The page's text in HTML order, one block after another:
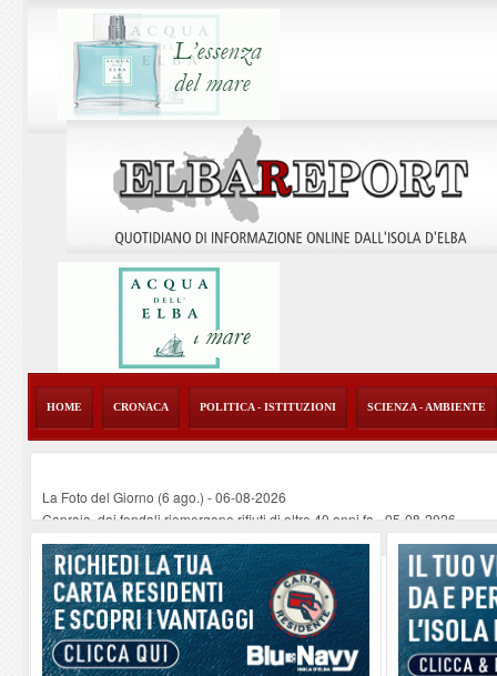
HOME CRONACA POLITICA - ISTITUZIONI SCIENZA - AMBIENTE
La Foto del Giorno (6 ago.) -06-08-2026
Capraia, dai fondali riemergono rifiuti di oltre 40 anni fa-05-08-2026
Sulla spiaggia di Marciana Marina prove di salvataggio e primo soccorso
Rotta Elba–Bali: il viaggio impossibile di Moira Lena Tassi approda al
Il 9 e 11 agosto, due passeggiate alla scoperta di chiese, santi, antichi